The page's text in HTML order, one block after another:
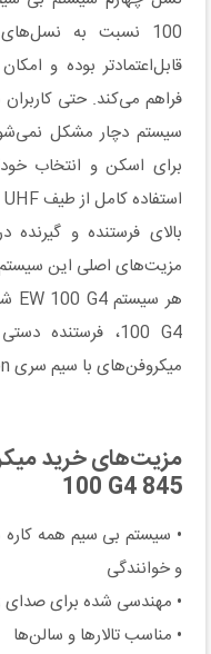
100 نسبت به
قابل‌اعتمادتر بوده و
فراهم می‌کند. حتی کاربران
برای اسکن و انتخاب
بالای فرستنده و
مزیت‌های اصلی این
میکروفن‌های با سیم سری Evolution.
100 G4 845
• سیستم بی سیم همه کاره
و خوانندگی
• مهندسی شده برای صدای
• مناسب تالارها و سالن‌ها